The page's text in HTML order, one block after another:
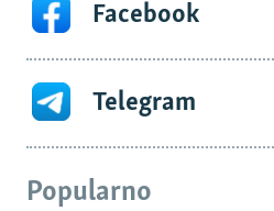
Facebook
Telegram
Popularno